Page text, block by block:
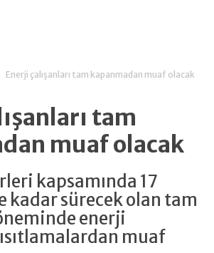
Enerji çalışanları tam kapanmadan muaf olacak
tam
muaf olacak
kapsamında 17
kadar sürecek olan tam
enerji
muaf